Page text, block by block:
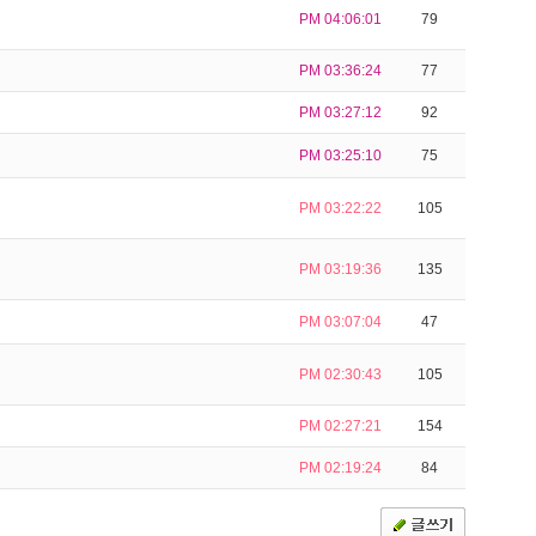
PM 04:06:01 79
PM 03:36:24 77
PM 03:27:12 92
PM 03:25:10 75
PM 03:22:22 105
PM 03:19:36 135
PM 03:07:04 47
PM 02:30:43 105
PM 02:27:21 154
PM 02:19:24 84